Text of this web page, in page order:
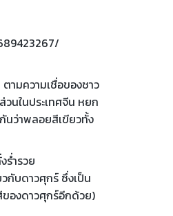
มความเชื่อของชาว
นในประเทศจีน หยก
นว่าพลอยสีเขียวทั้ง
ำรวย
กับดาวศุกร์ ซึ่งเป็น
ของดาวศุกร์อีกด้วย)